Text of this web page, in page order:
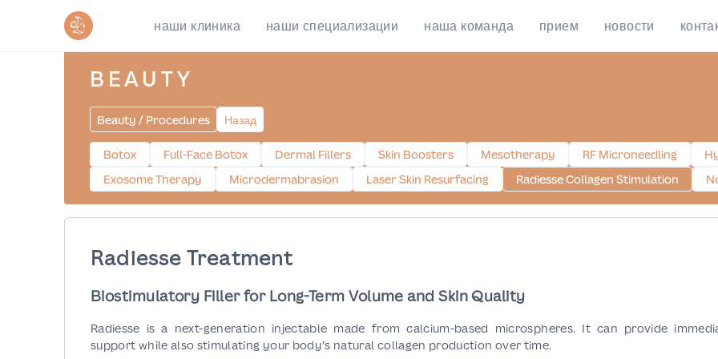
наши клиника наши специализации наша команда прием новости
BEAUTY
Beauty / Procedures Назад
Botox Full-Face Botox Dermal Fillers Skin Boosters Mesotherapy RF Microneedling
Exosome Therapy
Microdermabrasion Laser Skin Resurfacing Radiesse Collagen Stimulation
Radiesse Treatment
Biostimulatory Filler for Long-Term Volume and Skin Quality
Radiesse is a next-generation injectable made from calcium-based microspheres. It can provide
support while also stimulating your body’s natural collagen production over time.